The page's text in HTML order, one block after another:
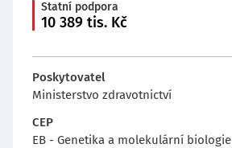
Statní podpora
10 389 tis. Kč
Poskytovatel
Ministerstvo zdravotnictví
CEP
EB - Genetika a molekulární biologie